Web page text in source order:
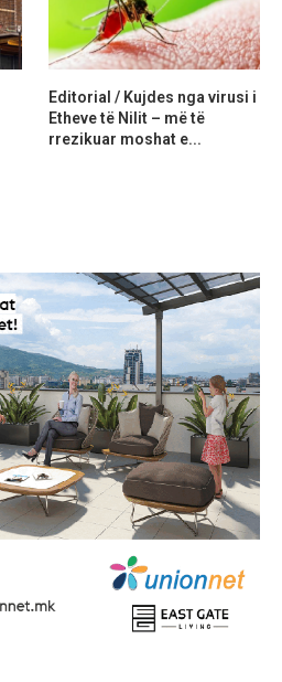
Editorial / Kujdes nga virusi i
Etheve të Nilit – më të
rrezikuar moshat e...